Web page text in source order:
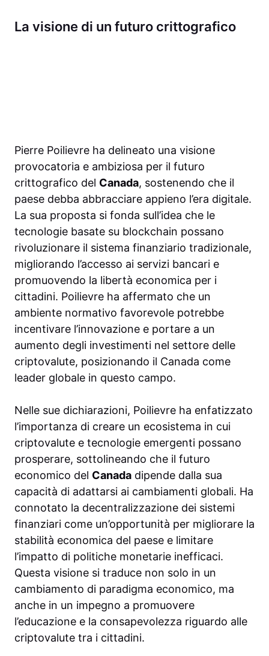
La visione di un futuro crittografico
Pierre Poilievre ha delineato una visione
provocatoria e ambiziosa per il futuro
crittografico del Canada, sostenendo che il
paese debba abbracciare appieno l’era digitale.
La sua proposta si fonda sull’idea che le
tecnologie basate su blockchain possano
rivoluzionare il sistema finanziario tradizionale,
migliorando l’accesso ai servizi bancari e
promuovendo la libertà economica per i
cittadini. Poilievre ha affermato che un
ambiente normativo favorevole potrebbe
incentivare l’innovazione e portare a un
aumento degli investimenti nel settore delle
criptovalute, posizionando il Canada come
leader globale in questo campo.
Nelle sue dichiarazioni, Poilievre ha enfatizzato
l’importanza di creare un ecosistema in cui
criptovalute e tecnologie emergenti possano
prosperare, sottolineando che il futuro
economico del Canada dipende dalla sua
capacità di adattarsi ai cambiamenti globali. Ha
connotato la decentralizzazione dei sistemi
finanziari come un’opportunità per migliorare la
stabilità economica del paese e limitare
l’impatto di politiche monetarie inefficaci.
Questa visione si traduce non solo in un
cambiamento di paradigma economico, ma
anche in un impegno a promuovere
l’educazione e la consapevolezza riguardo alle
criptovalute tra i cittadini.